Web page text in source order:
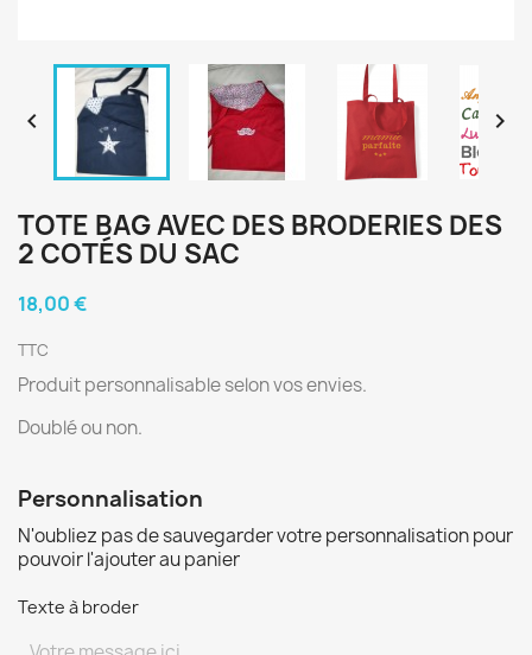
 
TOTE BAG AVEC DES BRODERIES DES
2 COTÉS DU SAC
18,00 €
TTC
Produit personnalisable selon vos envies.
Doublé ou non.
Personnalisation
N'oubliez pas de sauvegarder votre personnalisation pour
pouvoir l'ajouter au panier
Texte à broder